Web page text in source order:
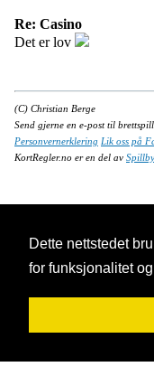
Dette nettstedet
for funksjonalitet
Re: Casino
Det er lov
(C) Christian Berge
Send gjerne en e-post til
Personvernerklering Lik oss på
KortRegler.no er en del av